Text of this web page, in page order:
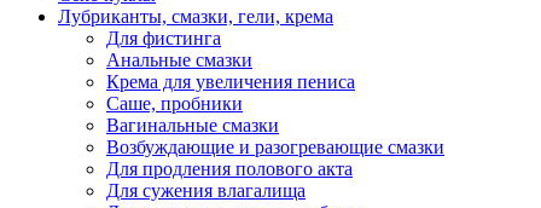
Лубриканты, смазки, гели, крема
Для фистинга
Анальные смазки
Крема для увеличения пениса
Саше, пробники
Вагинальные смазки
Возбуждающие и разогревающие смазки
Для продления полового акта
Для сужения влагалища